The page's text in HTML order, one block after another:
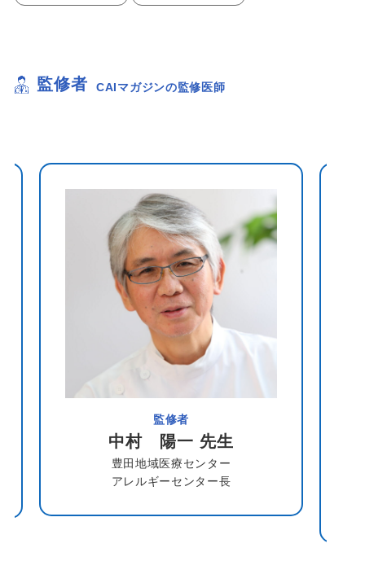
監修者 CAIマガジンの監修医師
監修者
中村 陽一 先生
豊田地域医療センター
アレルギーセンター長